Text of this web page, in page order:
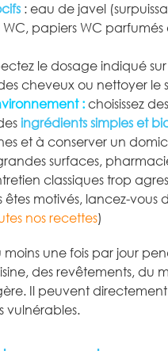
: eau de javel
papiers WC
le dosage indiqué
cheveux ou nettoyer le
: choisissez
ingrédients simples et
et à conserver un
surfaces,
classiques trop
êtes motivés, lancez-vous
nos recettes)
une fois par jour
des revêtements, du
Il peuvent
vulnérables.